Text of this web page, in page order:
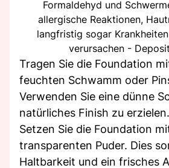
Formaldehyd und
allergische Reaktionen,
langfristig sogar
verursachen -
Tragen Sie die Foundation
feuchten Schwamm oder
Verwenden Sie eine dünne
natürliches Finish zu erzielen.
Setzen Sie die Foundation
transparenten Puder. Dies
Haltbarkeit und ein frisches